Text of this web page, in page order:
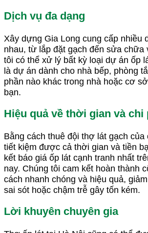
Dịch vụ đa dạng
Xây dựng Gia Long cung cấp nhiều
nhau, từ lắp đặt gạch đến sửa chữa
tôi có thể xử lý bất kỳ loại dự án ốp
là dự án dành cho nhà bếp, phòng
phần nào khác trong nhà hoặc cơ
bạn.
Hiệu quả về thời gian và chi
Bằng cách thuê đội thợ lát gạch của
tiết kiệm được cả thời gian và tiền
kết báo giá ốp lát cạnh tranh nhất
nay. Chúng tôi cam kết hoàn thành
cách nhanh chóng và hiệu quả,
sai sót hoặc chậm trễ gây tốn kém.
Lời khuyên chuyên gia